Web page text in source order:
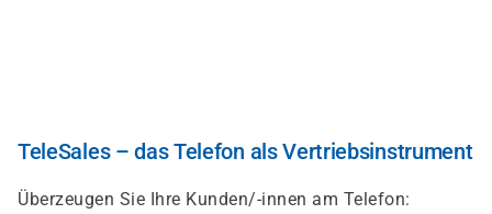
TeleSales – das Telefon als Vertriebsinstrument
Überzeugen Sie Ihre Kunden/-innen am Telefon: